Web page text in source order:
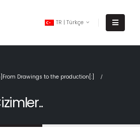
TR | Türkçe
Drawings to the production[:]